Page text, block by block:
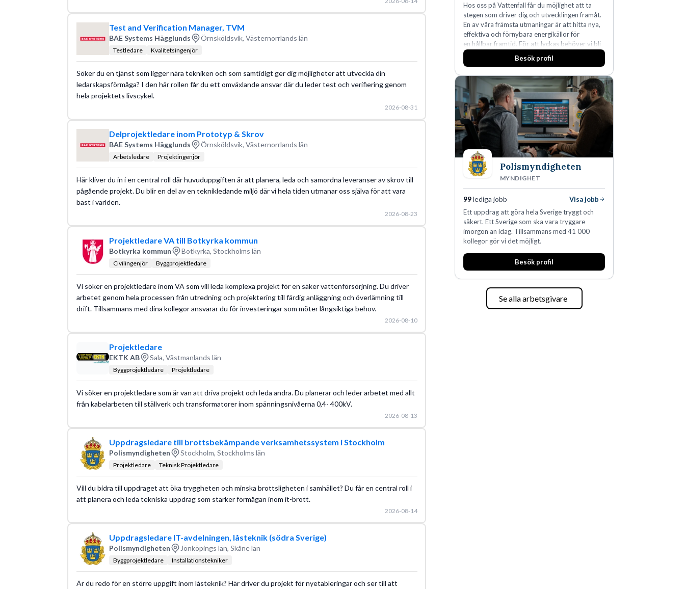
Test and Verification Manager, TVM
BAE Systems Hägglunds Örnsköldsvik, Västernorrlands län
Testledare Kvalitetsingenjör
Söker du en tjänst som ligger nära tekniken och som samtidigt ger dig möjligheter att utveckla din
ledarskapsförmåga? I den här rollen får du ett omväxlande ansvar där du leder test och verifiering genom
hela projektets livscykel.
2026-08-31
Delprojektledare inom Prototyp & Skrov
BAE Systems Hägglunds Örnsköldsvik, Västernorrlands län
Arbetsledare Projektingenjör
Här kliver du in i en central roll där huvuduppgiften är att planera, leda och samordna leveranser av skrov till
pågående projekt. Du blir en del av en teknikledande miljö där vi hela tiden utmanar oss själva för att vara
bäst i världen.
2026-08-23
Projektledare VA till Botkyrka kommun
Botkyrka kommun Botkyrka, Stockholms län
Civilingenjör Byggprojektledare
Vi söker en projektledare inom VA som vill leda komplexa projekt för en säker vattenförsörjning. Du driver
arbetet genom hela processen från utredning och projektering till färdig anläggning och överlämning till
drift. Tillsammans med dina kollegor ansvarar du för investeringar som möter långsiktiga behov.
2026-08-10
Projektledare
EKTK AB Sala, Västmanlands län
Byggprojektledare Projektledare
Vi söker en projektledare som är van att driva projekt och leda andra. Du planerar och leder arbetet med allt
från kabelarbeten till ställverk och transformatorer inom spänningsnivåerna 0,4- 400kV.
2026-08-13
Uppdragsledare till brottsbekämpande verksamhetssystem i Stockholm
Polismyndigheten Stockholm, Stockholms län
Projektledare Teknisk Projektledare
Vill du bidra till uppdraget att öka tryggheten och minska brottsligheten i samhället? Du får en central roll i
att planera och leda tekniska uppdrag som stärker förmågan inom it-brott.
2026-08-14
Uppdragsledare IT-avdelningen, låsteknik (södra Sverige)
Polismyndigheten Jönköpings län, Skåne län
Byggprojektledare Installationstekniker
Är du redo för en större uppgift inom låsteknik? Här driver du projekt för nyetableringar och ser till att
Hos oss på Vattenfall får du möjlighet att ta
stegen som driver dig och utvecklingen framåt.
En av våra främsta utmaningar är att hitta nya,
effektiva och förnybara energikällor för
en hållbar framtid. För att lyckas behöver vi bli
fler medarbetare som vill göra skillnad.
Besök profil
Polismyndigheten
MYNDIGHET
99lediga jobb
Visa jobb
Ett uppdrag att göra hela Sverige tryggt och
säkert. Ett Sverige som ska vara tryggare
imorgon än idag. Tillsammans med 41 000
kollegor gör vi det möjligt.
Besök profil
Se alla arbetsgivare